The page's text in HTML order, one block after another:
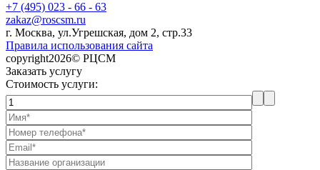
+7 (495) 023 - 66 - 63
zakaz@roscsm.ru
г. Москва, ул.Угрешская, дом 2, стр.33
Правила использования сайта
copyright2026© РЦСМ
Заказать услугу
Стоимость услуги: